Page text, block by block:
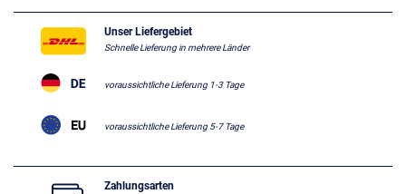
Unser Liefergebiet
Schnelle Lieferung in mehrere Länder
voraussichtliche Lieferung 1-3 Tage
voraussichtliche Lieferung 5-7 Tage
Zahlungsarten